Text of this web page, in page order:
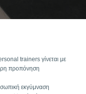
trainers γίνεται με
προπόνηση
εκγύμναση